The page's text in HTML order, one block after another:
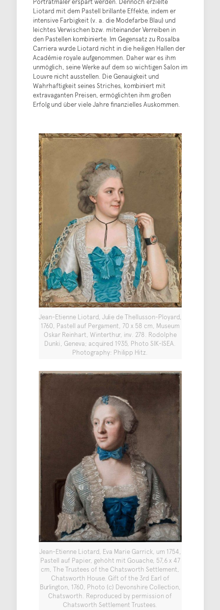
Liotard mit dem Pastell brillante Effekte, indem er
intensive Farbigkeit (v. a. die Modefarbe Blau) und
leichtes Verwischen bzw. miteinander Verreiben in
den Pastellen kombinierte. Im Gegensatz zu Rosalba
Carriera wurde Liotard nicht in die heiligen Hallen der
Académie royale aufgenommen. Daher war es ihm
unmöglich, seine Werke auf dem so wichtigen Salon im
Louvre nicht ausstellen. Die Genauigkeit und
Wahrhaftigkeit seines Striches, kombiniert mit
extravaganten Preisen, ermöglichten ihm großen
Erfolg und über viele Jahre finanzielles Auskommen.
Jean-Etienne Liotard, Julie de Thellusson-Ployard,
1760, Pastell auf Pergament, 70 x 58 cm, Museum
Oskar Reinhart, Winterthur, inv. 278. Rodolphe
Dunki, Geneva; acquired 1935, Photo SIK-ISEA.
Photography: Philipp Hitz.
Jean-Etienne Liotard, Eva Marie Garrick, um 1754,
Pastell auf Papier, gehöht mit Gouache, 57,6 x 47
cm, The Trustees of the Chatsworth Settlement,
Chatsworth House. Gift of the 3rd Earl of
Burlington, 1760, Photo (c) Devonshire Collection,
Chatsworth. Reproduced by permission of
Chatsworth Settlement Trustees.